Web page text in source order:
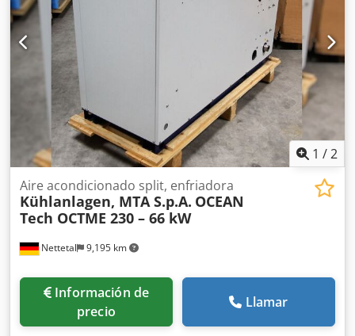
organizar envíos a nivel mundial.
1 /2
Nettetal 9,195 km
Aire acondicionado split, enfriadora
Kühlanlagen, MTA S.p.A. OCEAN
Tech OCTME 230 – 66 kW
Información de
precio
Llamar